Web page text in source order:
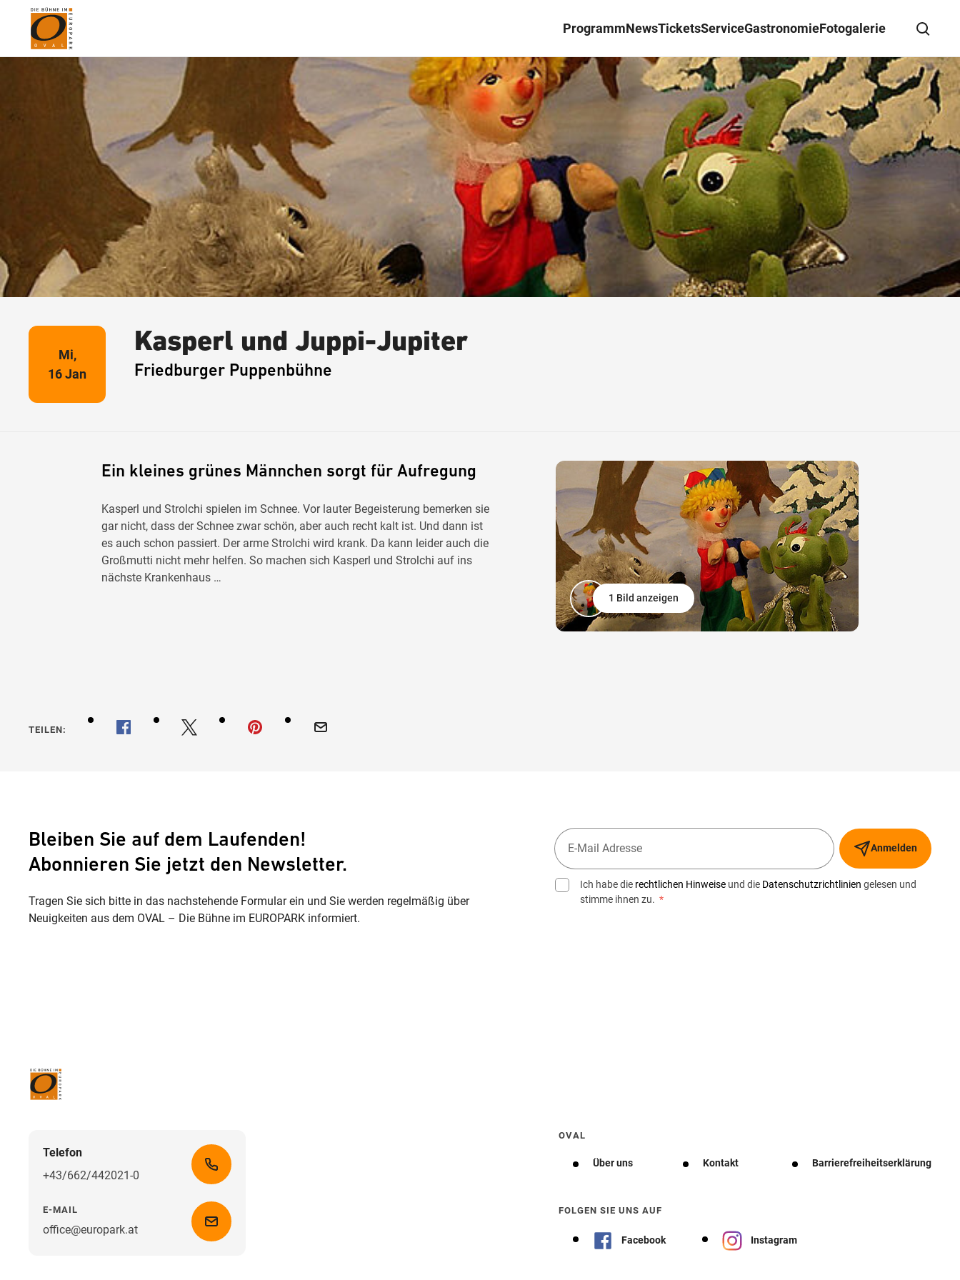
ProgrammNewsTicketsServiceGastronomieFotogalerie
Suche schließen
Wegbeschreibung erhalten
Mi,
16 Jan
Kasperl und Juppi-Jupiter
Friedburger Puppenbühne
Ein kleines grünes Männchen sorgt für Aufregung
Kasperl und Strolchi spielen im Schnee. Vor lauter Begeisterung bemerken sie
gar nicht, dass der Schnee zwar schön, aber auch recht kalt ist. Und dann ist
es auch schon passiert. Der arme Strolchi wird krank. Da kann leider auch die
Großmutti nicht mehr helfen. So machen sich Kasperl und Strolchi auf ins
nächste Krankenhaus …
1 Bild anzeigen
TEILEN:
Bleiben Sie auf dem Laufenden!
Abonnieren Sie jetzt den Newsletter.
Tragen Sie sich bitte in das nachstehende Formular ein und Sie werden regelmäßig über
Neuigkeiten aus dem OVAL – Die Bühne im EUROPARK informiert.
Anmelden
Ich habe die rechtlichen Hinweise und die Datenschutzrichtlinien gelesen und
stimme ihnen zu. *
Telefon
+43/662/442021-0
E-MAIL
office@europark.at
OVAL
Über uns Kontakt Barrierefreiheitserklärung
FOLGEN SIE UNS AUF
Facebook Instagram